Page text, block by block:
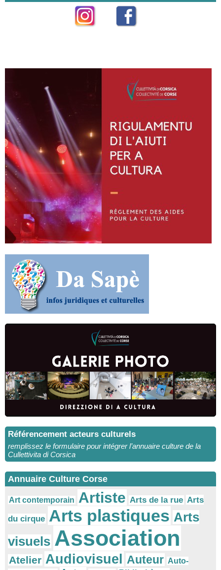
Référencement acteurs culturels
remplissez le formulaire pour intégrer l’annuaire culture de la
Cullettivita di Corsica
Annuaire Culture Corse
Art contemporain Artiste Arts de la rue Arts
du cirque Arts plastiques Arts
visuels Association
Atelier Audiovisuel Auteur Auto-